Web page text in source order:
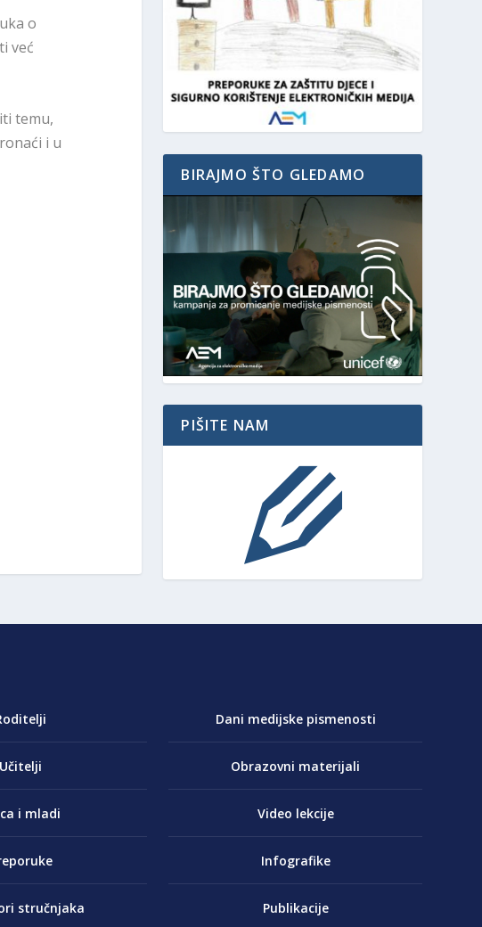
o
već
temu,
i u
BIRAJMO ŠTO GLEDAMO
PIŠITE NAM
Učitelji
i mladi
stručnjaka
Dani medijske pismenosti
Obrazovni materijali
Video lekcije
Infografike
Publikacije